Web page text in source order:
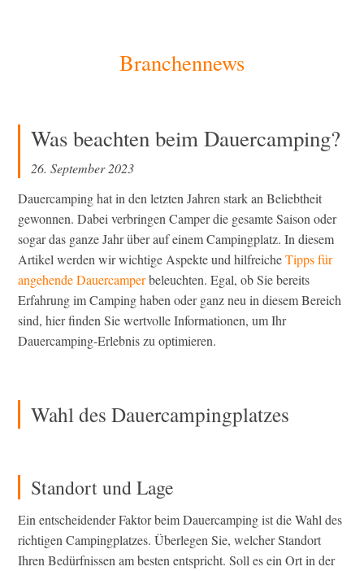
Branchennews
Was beachten beim Dauercamping?
26. September 2023
Dauercamping hat in den letzten Jahren stark an Beliebtheit
gewonnen. Dabei verbringen Camper die gesamte Saison oder
sogar das ganze Jahr über auf einem Campingplatz. In diesem
Artikel werden wir wichtige Aspekte und hilfreicheTipps für
angehende Dauercamperbeleuchten. Egal, ob Sie bereits
Erfahrung im Camping haben oder ganz neu in diesem Bereich
sind, hier finden Sie wertvolle Informationen, um Ihr
Dauercamping-Erlebnis zu optimieren.
Wahl des Dauercampingplatzes
Standort und Lage
Ein entscheidender Faktor beim Dauercamping ist die Wahl des
richtigen Campingplatzes. Überlegen Sie, welcher Standort
Ihren Bedürfnissen am besten entspricht. Soll es ein Ort in der